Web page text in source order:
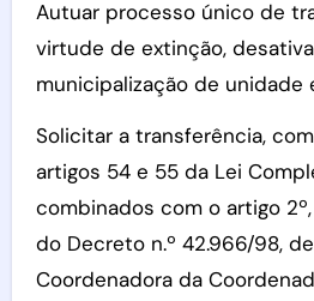
Autuar processo único de
virtude de extinção,
municipalização de unidade
Solicitar a transferência,
artigos 54 e 55 da Lei
combinados com o artigo
do Decreto n.º 42.966/98,
Coordenadora da